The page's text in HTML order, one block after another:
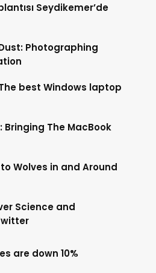
Seydikemer’de
Photographing
The best Windows laptop
Bringing The MacBook
Wolves in and Around
Science and
are down 10%